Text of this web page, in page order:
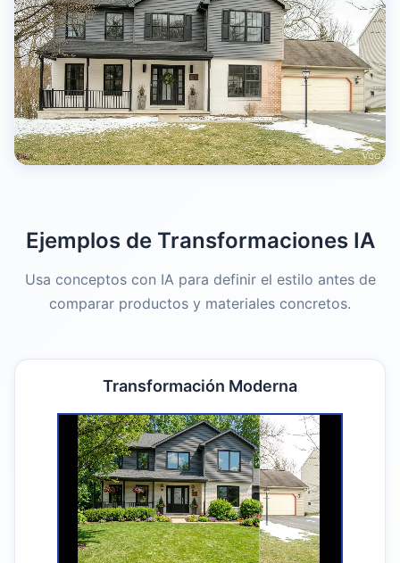
Ejemplos de Transformaciones IA
Usa conceptos con IA para definir el estilo antes de
comparar productos y materiales concretos.
Transformación Moderna